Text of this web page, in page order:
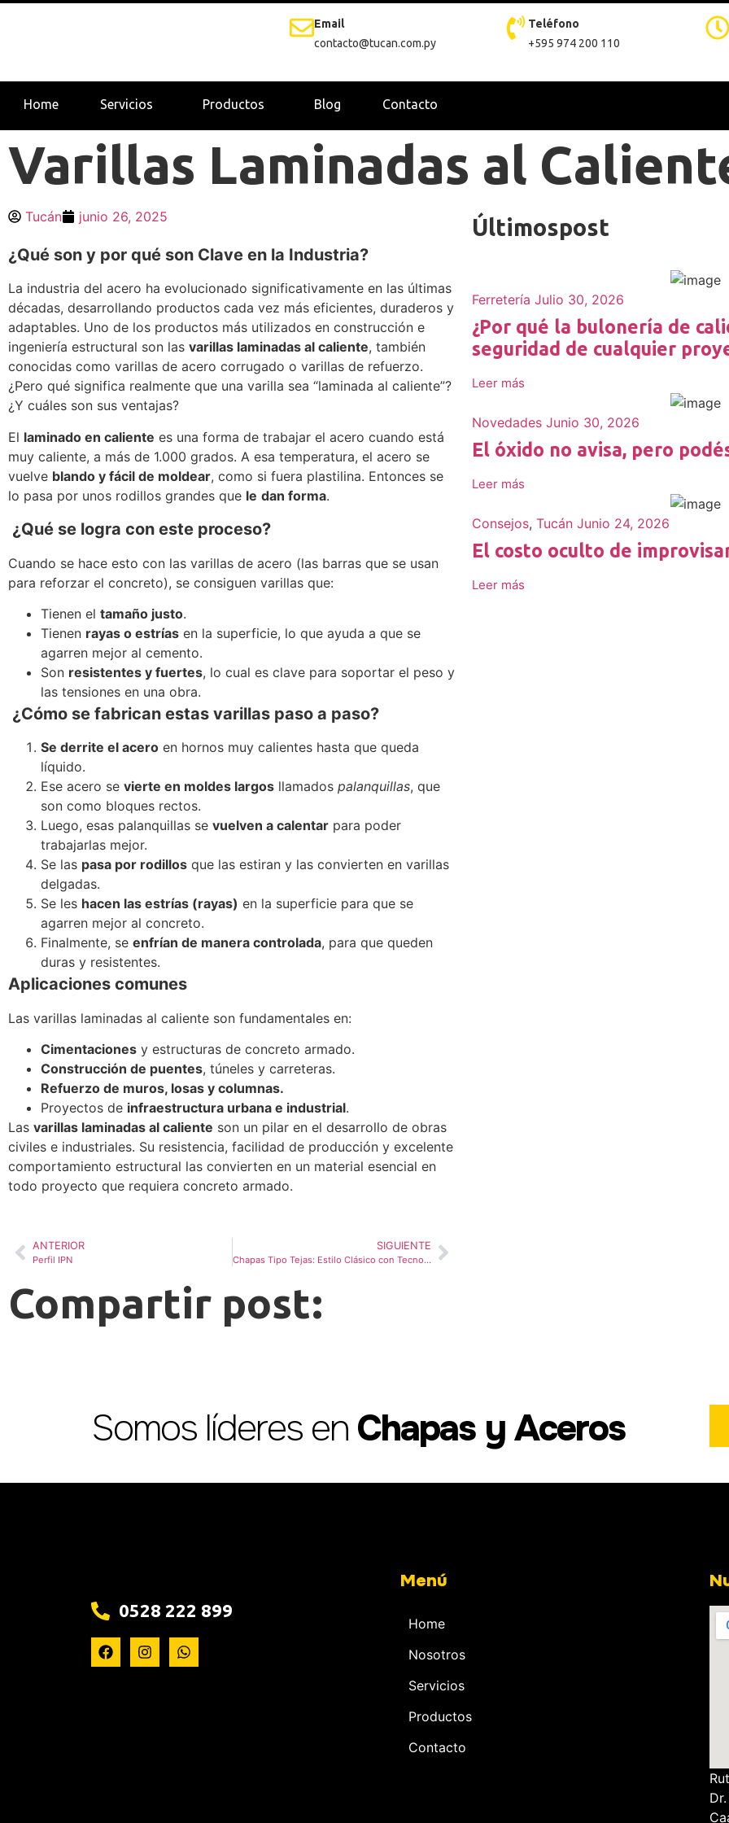
Email
contacto@tucan.com.py
Teléfono
+595 974 200 110
Home Servicios Productos Blog Contacto
Varillas Laminadas al
Tucán junio 26, 2025
¿Qué son y por qué son Clave en la Industria?
La industria del acero ha evolucionado significativamente en las últimas
décadas, desarrollando productos cada vez más eficientes, duraderos y
adaptables. Uno de los productos más utilizados en construcción e
ingeniería estructural son las varillas laminadas al caliente, también
conocidas como varillas de acero corrugado o varillas de refuerzo.
¿Pero qué significa realmente que una varilla sea “laminada al caliente”?
¿Y cuáles son sus ventajas?
El laminado en caliente es una forma de trabajar el acero cuando está
muy caliente, a más de 1.000 grados. A esa temperatura, el acero se
vuelve blando y fácil de moldear, como si fuera plastilina. Entonces se
lo pasa por unos rodillos grandes que le dan forma.
¿Qué se logra con este proceso?
Cuando se hace esto con las varillas de acero (las barras que se usan
para reforzar el concreto), se consiguen varillas que:
Tienen el tamaño justo.
Tienen rayas o estrías en la superficie, lo que ayuda a que se
agarren mejor al cemento.
Son resistentes y fuertes, lo cual es clave para soportar el peso y
las tensiones en una obra.
¿Cómo se fabrican estas varillas paso a paso?
Se derrite el acero en hornos muy calientes hasta que queda
líquido.
Ese acero se vierte en moldes largos llamados palanquillas, que
son como bloques rectos.
Luego, esas palanquillas se vuelven a calentar para poder
trabajarlas mejor.
Se las pasa por rodillos que las estiran y las convierten en varillas
delgadas.
Se les hacen las estrías (rayas) en la superficie para que se
agarren mejor al concreto.
Finalmente, se enfrían de manera controlada, para que queden
duras y resistentes.
Aplicaciones comunes
Las varillas laminadas al caliente son fundamentales en:
Cimentaciones y estructuras de concreto armado.
Construcción de puentes, túneles y carreteras.
Refuerzo de muros, losas y columnas.
Proyectos de infraestructura urbana e industrial.
Las varillas laminadas al caliente son un pilar en el desarrollo de obras
civiles e industriales. Su resistencia, facilidad de producción y excelente
comportamiento estructural las convierten en un material esencial en
todo proyecto que requiera concreto armado.
ANTERIOR
Perfil IPN
SIGUIENTE
Chapas Tipo Tejas: Estilo Clásico con Tecnología Moderna
Compartir post:
Últimospost
Ferretería Julio 30, 2026
¿Por qué la bulonería de
seguridad de cualquier
Leer más
Novedades Junio 30, 2026
El óxido no avisa, pero
Leer más
Consejos, Tucán Junio 24, 2026
El costo oculto de
Leer más
Somos líderes en Chapas y Aceros
0528 222 899
Menú
Home
Nosotros
Servicios
Productos
Contacto